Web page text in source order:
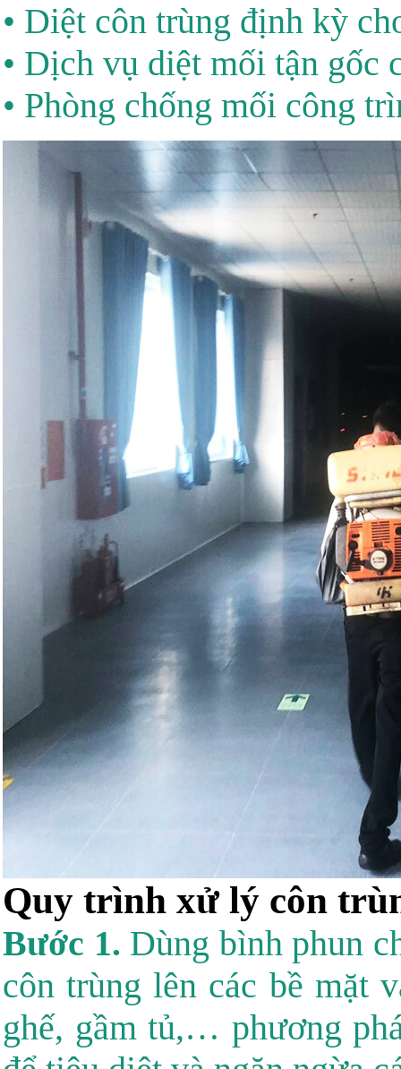
• Diệt côn trùng định kỳ
• Dịch vụ diệt mối tận gốc
• Phòng chống mối công
Quy trình xử lý côn
Bước 1. Dùng bình phun
côn trùng lên các bề mặt
ghế, gầm tủ,… phương